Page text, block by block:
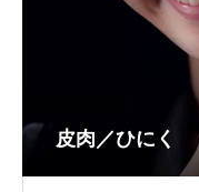
皮肉／ひにく